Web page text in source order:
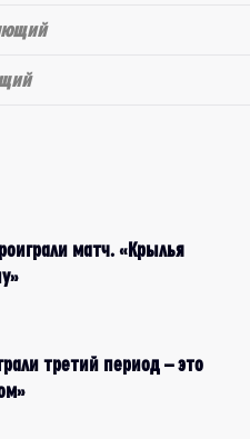
матч. «Крылья
третий период – это